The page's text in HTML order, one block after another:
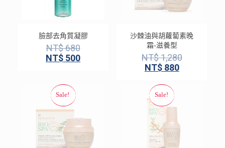
臉部去角質凝膠
NT$680
NT$ 500
沙棘油與胡蘿蔔素晚
霜-滋養型
NT$1,280
NT$880